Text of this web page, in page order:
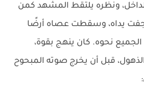
الداخل، ونظره يلتقط المشهد كمن
يداه، وسقطت عصاه أرضًا
نحوه. كان ينهج بقوة،
قبل أن يخرج صوته المبحوح